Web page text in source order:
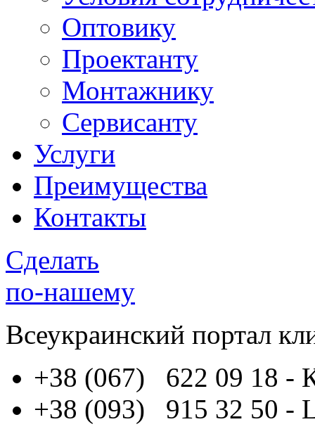
Оптовику
Проектанту
Монтажнику
Сервисанту
Услуги
Преимущества
Контакты
Сделать
по-нашему
Всеукраинский портал
+38 (067) 622 09 18 -
+38 (093) 915 32 50 -